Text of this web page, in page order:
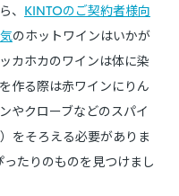
、 KINTOのご契約者様向
のホットワインはいかが
カホカのワインは体に染
作る際は赤ワインにりん
やクローブなどのスパイ
をそろえる必要がありま
たりのものを見つけまし